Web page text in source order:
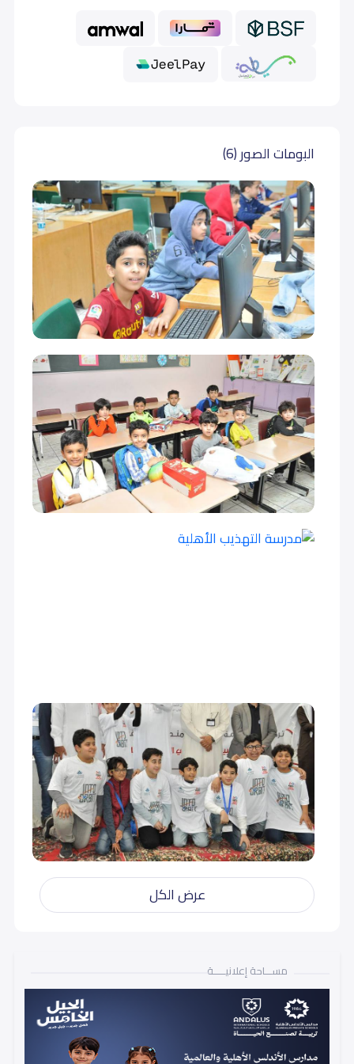
ثالث متوسط (Grade 9)
أول ثانوي (Grade 10) 22,000
ثاني ثانوي (Grade 11) 22,500
ثالث ثانوي (Grade 12) 22,500
البومات الصور (6)
عرض الكل
مســـاحة إعلانيـــــة